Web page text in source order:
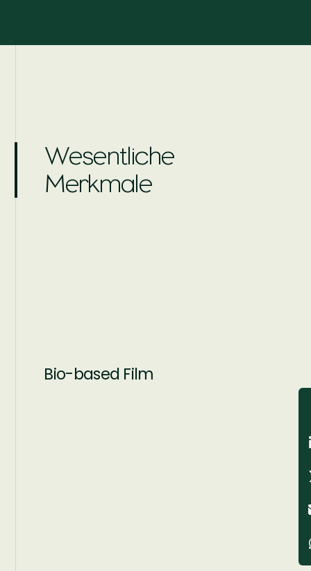
Wesentliche
Merkmale
Bio-based Film